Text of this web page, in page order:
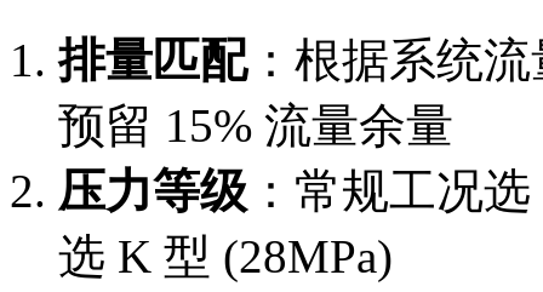
排量匹配：根据系统流
预留 15% 流量余量
压力等级 ：常规工况
选 K 型 (28MPa)